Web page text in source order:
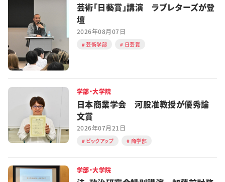
芸術「日藝賞」講演 ラブレターズが登
壇
2026年08月07日
芸術学部 日芸賞
学部・大学院
日本商業学会 河股准教授が優秀論
文賞
2026年07月21日
ピックアップ 商学部
学部・大学院